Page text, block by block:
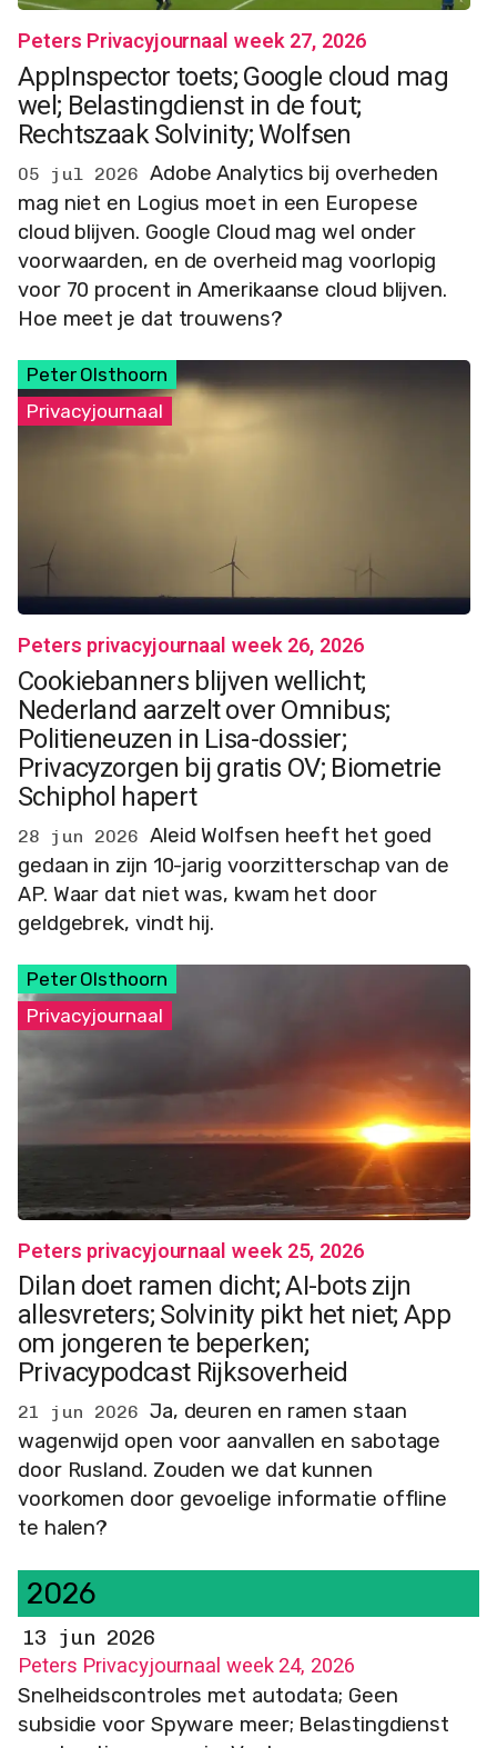
Peters Privacyjournaal week 27, 2026
AppInspector toets; Google cloud mag
wel; Belastingdienst in de fout;
Rechtszaak Solvinity; Wolfsen
05 jul 2026 Adobe Analytics bij overheden
mag niet en Logius moet in een Europese
cloud blijven. Google Cloud mag wel onder
voorwaarden, en de overheid mag voorlopig
voor 70 procent in Amerikaanse cloud blijven.
Hoe meet je dat trouwens?
Peter Olsthoorn
Privacyjournaal
Peters privacyjournaal week 26, 2026
Cookiebanners blijven wellicht;
Nederland aarzelt over Omnibus;
Politieneuzen in Lisa-dossier;
Privacyzorgen bij gratis OV; Biometrie
Schiphol hapert
28 jun 2026 Aleid Wolfsen heeft het goed
gedaan in zijn 10-jarig voorzitterschap van de
AP. Waar dat niet was, kwam het door
geldgebrek, vindt hij.
Peter Olsthoorn
Privacyjournaal
Peters privacyjournaal week 25, 2026
Dilan doet ramen dicht; AI-bots zijn
allesvreters; Solvinity pikt het niet; App
om jongeren te beperken;
Privacypodcast Rijksoverheid
21 jun 2026 Ja, deuren en ramen staan
wagenwijd open voor aanvallen en sabotage
door Rusland. Zouden we dat kunnen
voorkomen door gevoelige informatie offline
te halen?
2026
13 jun 2026
Peters Privacyjournaal week 24, 2026
Snelheidscontroles met autodata; Geen
subsidie voor Spyware meer; Belastingdienst